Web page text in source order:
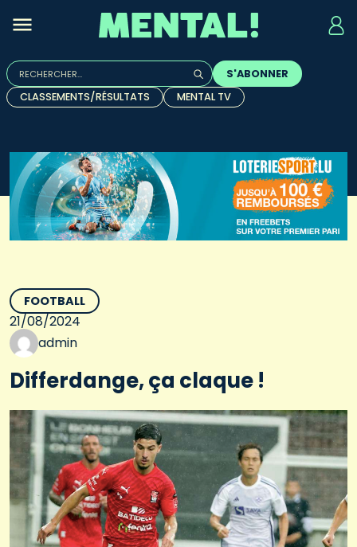
Rechercher :
Quand les résultats de l'auto-complétion sont
S'ABONNER
CLASSEMENTS/RÉSULTATS
MENTAL TV
FOOTBALL
21/08/2024
admin
Differdange, ça claque !